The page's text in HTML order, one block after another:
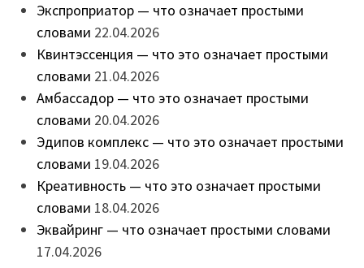
Экспроприатор — что означает простыми
словами 22.04.2026
Квинтэссенция — что это означает простыми
словами 21.04.2026
Амбассадор — что это означает простыми
словами 20.04.2026
Эдипов комплекс — что это означает простыми
словами 19.04.2026
Креативность — что это означает простыми
словами 18.04.2026
Эквайринг — что означает простыми словами
17.04.2026